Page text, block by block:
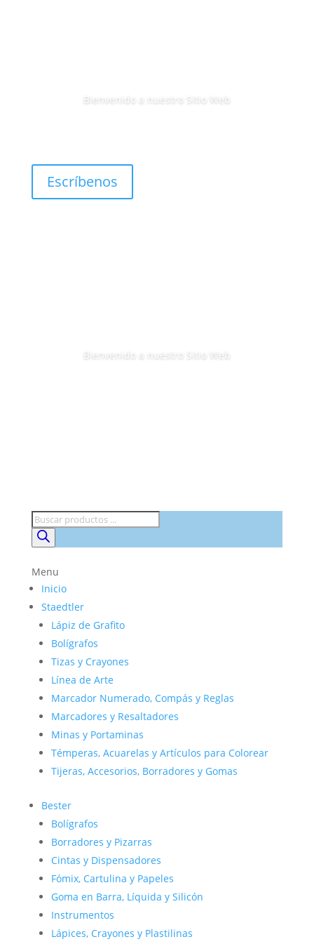
Bienvenido a nuestro Sitio Web
Escríbenos
Bienvenido a nuestro Sitio Web
Búsqueda
de
productos
Menu
Inicio
Staedtler
Lápiz de Grafito
Bolígrafos
Tizas y Crayones
Línea de Arte
Marcador Numerado, Compás y Reglas
Marcadores y Resaltadores
Minas y Portaminas
Témperas, Acuarelas y Artículos para Colorear
Tijeras, Accesorios, Borradores y Gomas
Bester
Bolígrafos
Borradores y Pizarras
Cintas y Dispensadores
Fómix, Cartulina y Papeles
Goma en Barra, Líquida y Silicón
Instrumentos
Lápices, Crayones y Plastilinas